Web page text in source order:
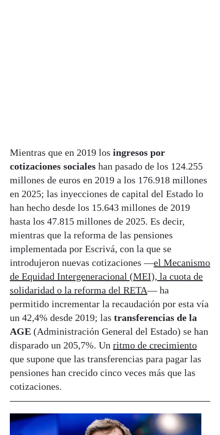
Mientras que en 2019 los ingresos por
cotizaciones sociales han pasado de los 124.255
millones de euros en 2019 a los 176.918 millones
en 2025; las inyecciones de capital del Estado lo
han hecho desde los 15.643 millones de 2019
hasta los 47.815 millones de 2025. Es decir,
mientras que la reforma de las pensiones
implementada por Escrivá, con la que se
introdujeron nuevas cotizaciones —el Mecanismo
de Equidad Intergeneracional (MEI), la cuota de
solidaridad o la reforma del RETA— ha
permitido incrementar la recaudación por esta vía
un 42,4% desde 2019; las transferencias de la
AGE (Administración General del Estado) se han
disparado un 205,7%. Un ritmo de crecimiento
que supone que las transferencias para pagar las
pensiones han crecido cinco veces más que las
cotizaciones.